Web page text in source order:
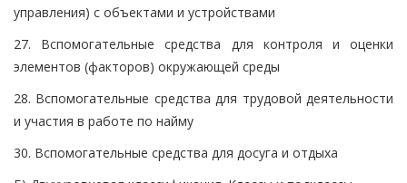
управления) с объектами и устройствами
27. Вспомогательные средства для контроля и оценки
элементов (факторов) окружающей среды
28. Вспомогательные средства для трудовой деятельности
и участия в работе по найму
30. Вспомогательные средства для досуга и отдыха